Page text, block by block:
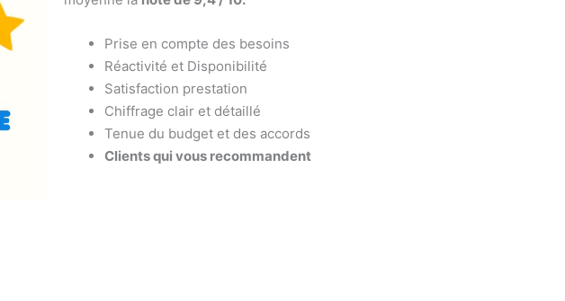
Prise en compte des besoins
Réactivité et Disponibilité
Satisfaction prestation
Chiffrage clair et détaillé
Tenue du budget et des accords
Clients qui vous recommandent